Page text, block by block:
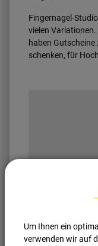
Fingernagel-
vielen
haben
schenken, für
Bitte
Um Ihnen ein
verwenden wir auf